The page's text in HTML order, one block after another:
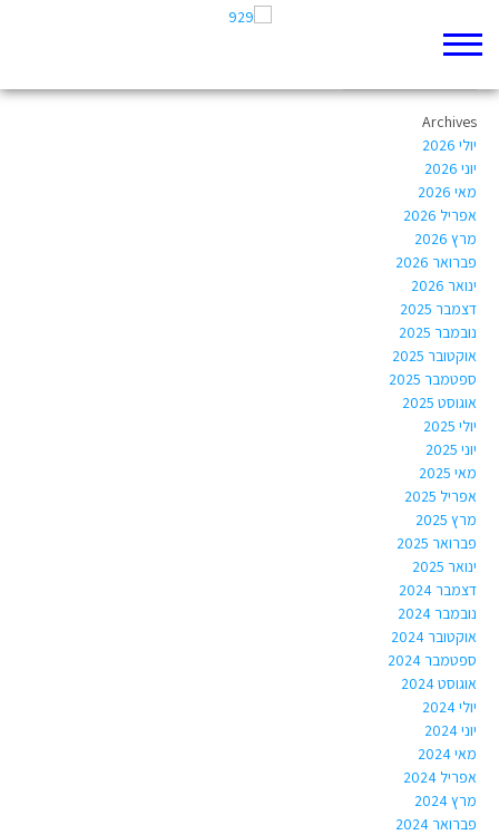
Netavinitzky@gmail.com
Archives
יולי 2026
יוני 2026
מאי 2026
אפריל 2026
מרץ 2026
פברואר 2026
ינואר 2026
דצמבר 2025
נובמבר 2025
אוקטובר 2025
ספטמבר 2025
אוגוסט 2025
יולי 2025
יוני 2025
מאי 2025
אפריל 2025
מרץ 2025
פברואר 2025
ינואר 2025
דצמבר 2024
נובמבר 2024
אוקטובר 2024
ספטמבר 2024
אוגוסט 2024
יולי 2024
יוני 2024
מאי 2024
אפריל 2024
מרץ 2024
פברואר 2024